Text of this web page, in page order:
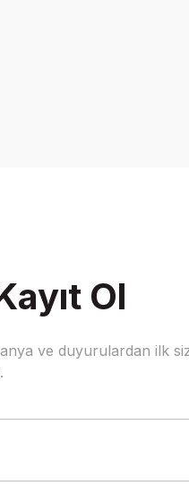
Ol
ve duyurulardan ilk